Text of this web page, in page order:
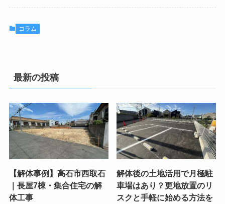
コラム
最新の投稿
【解体事例】高石市西取石
｜長屋7棟・集合住宅の解
体工事
解体後の土地活用で月極駐
車場はあり？更地放置のリ
スクと手軽に始める方法を